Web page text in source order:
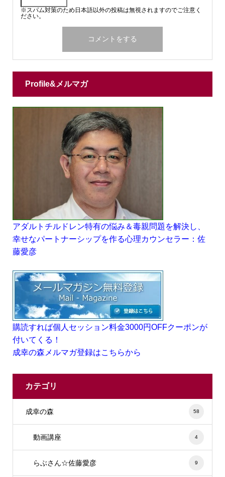
※スパム対策のため日本語以外の投稿は無視されますのでご注意く
ださい。
Profile&メルマガ
アダルトチルドレン特有の悩み＆毒親問題を解決し、
幸せなパートナーシップを作る心理カウンセラー：佐
藤愛彦
購読すれば個人セッション料金3000円OFFクーポンが
付いてくる！
成幸の森メルマガ登録はこちらから
カテゴリ
成幸の森 58
動画講座 4
らぶさん☆佐藤愛彦 9